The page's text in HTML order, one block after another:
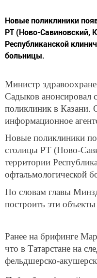
Новые поликлиники
РТ (Ново-Савиновский,
Республиканской
больницы.
Министр
Садыков анонсировал
поликлиник в Казани.
информационное
Новые поликлиники
столицы РТ (Ново-
территории
офтальмологической
По словам главы
построить эти
Ранее на брифинге
что в Татарстане на
фельдшерско-